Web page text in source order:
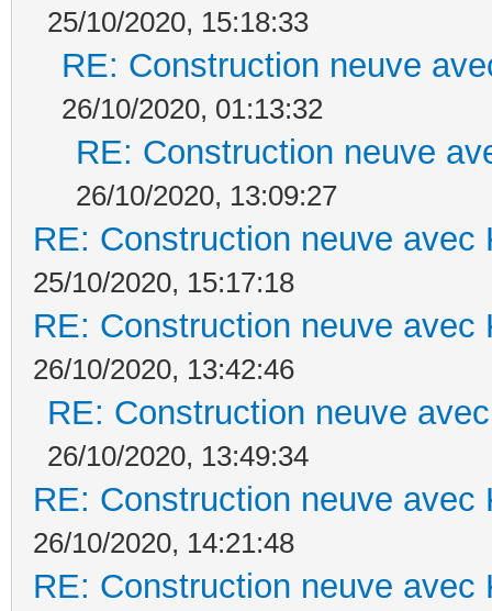
25/10/2020, 15:18:33
RE: Construction neuve
26/10/2020, 01:13:32
RE: Construction neuve
26/10/2020, 13:09:27
RE: Construction neuve avec
25/10/2020, 15:17:18
RE: Construction neuve avec
26/10/2020, 13:42:46
RE: Construction neuve
26/10/2020, 13:49:34
RE: Construction neuve avec
26/10/2020, 14:21:48
RE: Construction neuve avec